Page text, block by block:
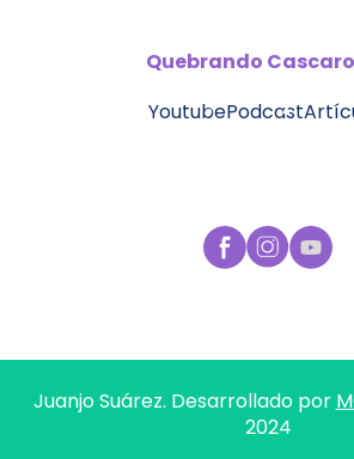
Quebrando
YoutubePodcast
Juanjo Suárez. Desarrollado por
2024